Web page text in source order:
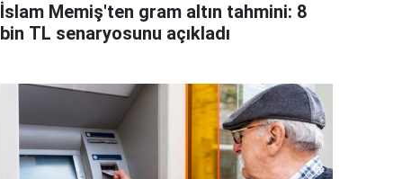
İslam Memiş'ten gram altın tahmini: 8
bin TL senaryosunu açıkladı